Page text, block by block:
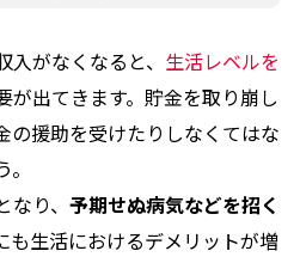
がなくなると、 生活レベルを
が出てきます。貯金を取り崩し
の援助を受けたりしなくてはな
り、 予期せぬ病気などを招く
も生活におけるデメリットが増